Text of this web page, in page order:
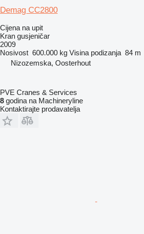
Demag CC2800
Cijena na upit
Kran gusjeničar
2009
Nosivost 600.000 kg Visina podizanja 84 m
Nizozemska, Oosterhout
PVE Cranes & Services
8 godina na Machineryline
Kontaktirajte prodavatelja